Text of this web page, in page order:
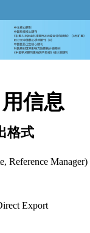
信息
格式
Reference Manager)
Export